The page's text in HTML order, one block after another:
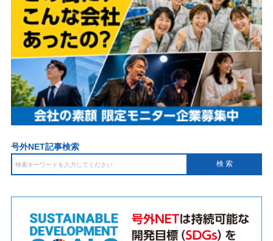
号外NET記事検索